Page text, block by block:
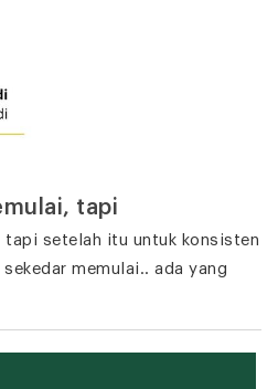
tapi
tapi setelah itu untuk konsisten
memulai.. ada yang